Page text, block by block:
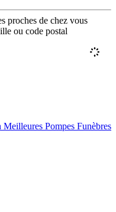
proches de chez vous
ou code postal
Pompes Funèbres